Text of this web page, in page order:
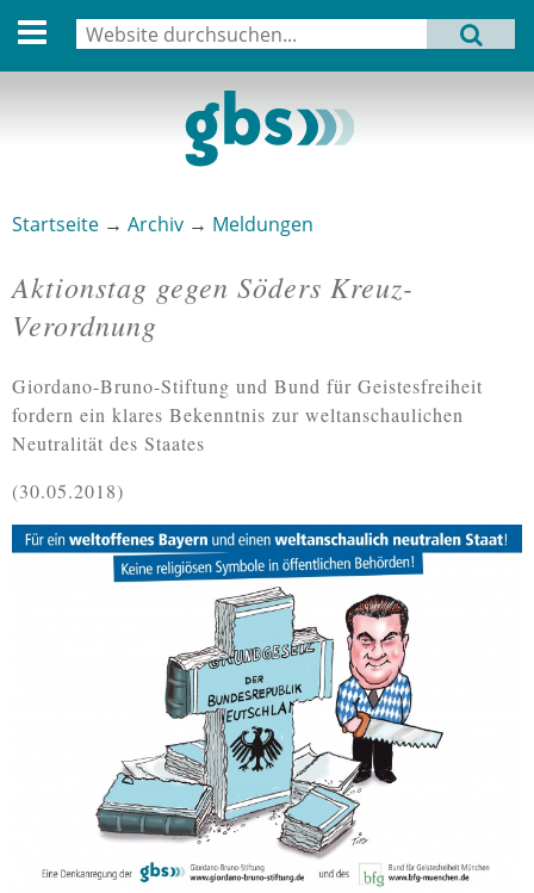
English version
Termine
Verbindungen
Impressum
MENU
Startseite → Archiv → Meldungen
Aktionstag gegen Söders Kreuz-
Verordnung
Giordano-Bruno-Stiftung und Bund für Geistesfreiheit
fordern ein klares Bekenntnis zur weltanschaulichen
Neutralität des Staates
30.05.2018
Suchformular
Suche